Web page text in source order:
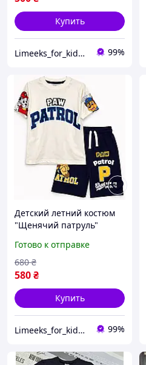
Купить
Limeeks_for_kids - интернет магазин детской одежды и аксесуаров 99%
Детский летний костюм
"Щенячий патруль"
мальчика 134 см.
Готово к отправке
580₴
680 ₴
Купить
Limeeks_for_kids - интернет магазин детской одежды и аксесуаров 99%